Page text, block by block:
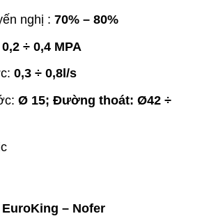
nghị :70% – 80%
0,2 ÷ 0,4 MPA
0,3 ÷ 0,8l/s
Ø 15; Đường thoát: Ø42 ÷
EuroKing – Nofer